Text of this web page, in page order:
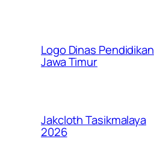
Logo Dinas Pendidikan
Jawa Timur
Jakcloth Tasikmalaya
2026